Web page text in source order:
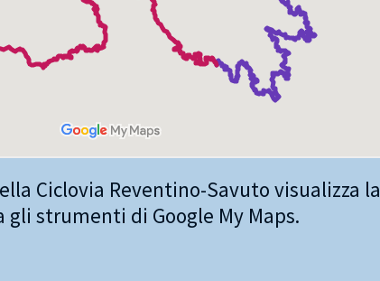
Ciclovia Reventino-Savuto visualizza la
strumenti di Google My Maps.